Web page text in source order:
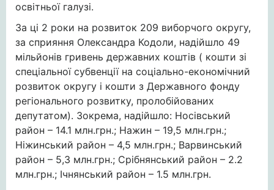
освітньої галузі.
За ці 2 роки на розвиток 209 виборчого округу,
за сприяння Олександра Кодоли, надійшло 49
мільйонів гривень державних коштів ( кошти зі
спеціальної субвенції на соціально-економічний
розвиток округу і кошти з Державного фонду
регіонального розвитку, пролобійованих
депутатом). Зокрема, надійшло: Носівський
район – 14.1 млн.грн.; Нажин – 19,5 млн.грн.;
Ніжинський район – 4,5 млн.грн.; Варвинський
район – 5,3 млн.грн.; Срібнянський район – 2.2
млн.грн.; Ічнянський район – 1.5 млн.грн.